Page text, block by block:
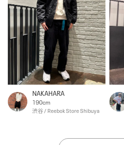
NAKAHARA
190cm
渋谷 / Reebok Store Shibuya